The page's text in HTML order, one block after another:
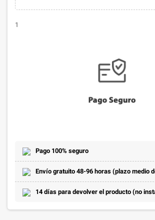
1
Pago 100% seguro
Envío gratuito 48-96 horas (plazo medio
14 días para devolver el producto (no